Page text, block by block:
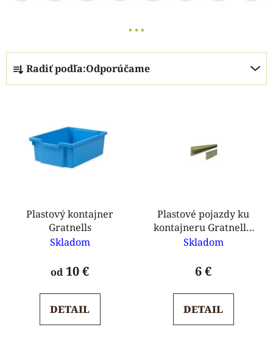
• • •
R
a
d
Radiť podľa:Odporúčame
Plastový kontajner
Gratnells
Skladom
od10 €
DETAIL
Plastové pojazdy ku
kontajneru Gratnells,
347 mm
Skladom
6 €
DETAIL